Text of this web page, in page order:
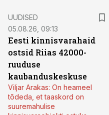
UUDISED
05.08.26, 09:13
Eesti kinnisvarahaid
ostsid Riias 42000-
ruuduse
kaubanduskeskuse
Viljar Arakas: On heameel
tõdeda, et taaskord on
suuremahulise